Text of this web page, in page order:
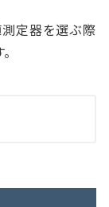
定器を選ぶ際